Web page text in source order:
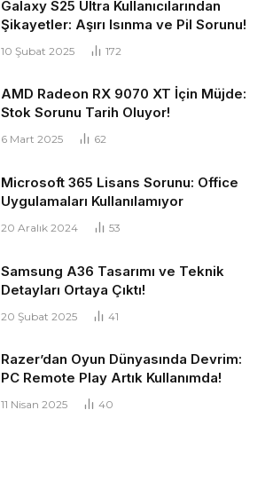
Galaxy S25 Ultra Kullanıcılarından
Şikayetler: Aşırı Isınma ve Pil Sorunu!
10 Şubat 2025 172
AMD Radeon RX 9070 XT İçin Müjde:
Stok Sorunu Tarih Oluyor!
6 Mart 2025 62
Microsoft 365 Lisans Sorunu: Office
Uygulamaları Kullanılamıyor
20 Aralık 2024 53
Samsung A36 Tasarımı ve Teknik
Detayları Ortaya Çıktı!
20 Şubat 2025 41
Razer’dan Oyun Dünyasında Devrim:
PC Remote Play Artık Kullanımda!
11 Nisan 2025 40